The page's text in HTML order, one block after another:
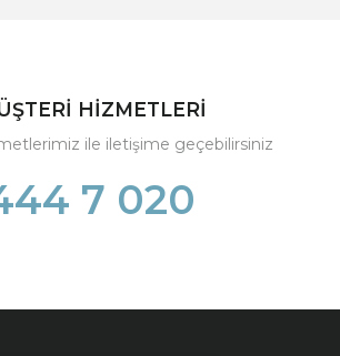
HİZMETLERİ
ile iletişime geçebilirsiniz
7 020